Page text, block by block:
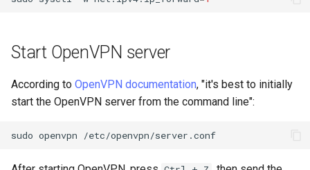
Start OpenVPN server
According to OpenVPN documentation, "it's best to initially
start the OpenVPN server from the command line":
sudo openvpn